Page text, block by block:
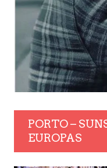
PORTO –
EUROPAS